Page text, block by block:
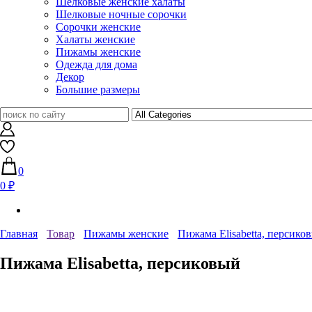
Шелковые ночные сорочки
Сорочки женские
Халаты женские
Пижамы женские
Одежда для дома
Декор
Большие размеры
0
0 ₽
Главная Товар Пижамы женские Пижама Elisabetta,
Пижама Elisabetta, персиковый